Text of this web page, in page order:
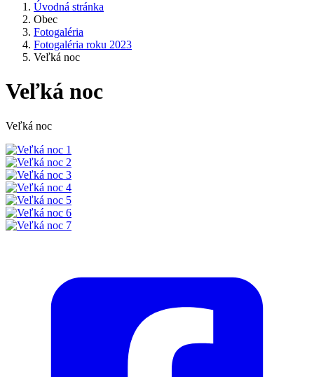
Úvodná stránka
Obec
Fotogaléria
Fotogaléria roku 2023
Veľká noc
Veľká noc
Veľká noc